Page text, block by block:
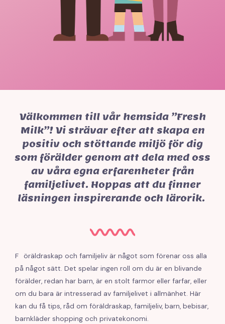
Välkommen till vår hemsida ”Fresh
Milk”! Vi strävar efter att skapa en
positiv och stöttande miljö för dig
som förälder genom att dela med oss
av våra egna erfarenheter från
familjelivet. Hoppas att du finner
läsningen inspirerande och lärorik.
F öräldraskap och familjeliv är något som förenar oss alla
på något sätt. Det spelar ingen roll om du är en blivande
förälder, redan har barn, är en stolt farmor eller farfar, eller
om du bara är intresserad av familjelivet i allmänhet. Här
kan du få tips, råd om föräldraskap, familjeliv, barn, bebisar,
barnkläder shopping och privatekonomi.